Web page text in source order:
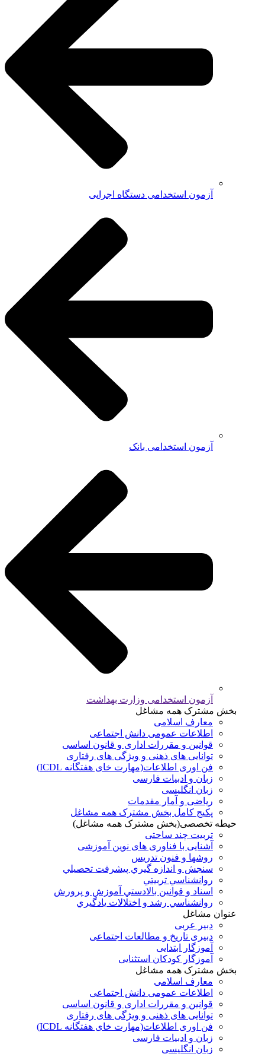
آزمون استخدامی دستگاه اجرایی
آزمون استخدامی بانک
آزمون استخدامی وزارت بهداشت
بخش مشترک همه مشاغل
معارف اسلامی
اطلاعات عمومی دانش اجتماعی
قوانین و مقررات اداری و قانون اساسی
توانایی های ذهنی و ویژگی های رفتاری
فن اوری اطلاعات(مهارت خای هفتگانه ICDL)
زبان و ادبیات فارسی
زبان انگلیسی
ریاضی و آمار مقدمات
پکیج کامل بخش مشترک همه مشاغل
حیطه تخصصی(بخش مشترک همه مشاغل)
تربیت چند ساحتی
آشنایی با فناوری های نوین آموزشی
روشها و فنون تدريس
سنجش و اندازه گيري پيشرفت تحصيلي
روانشناسي تربيتي
اسناد و قوانين بالادستي آموزش و پرورش
روانشناسي رشد و اختلالات يادگيري
عنوان مشاغل
دبير عربی
دبیری تاریخ و مطالعات اجتماعی
آموزگار ابتدایی
آموزگار کودکان استثنایی
بخش مشترک همه مشاغل
معارف اسلامی
اطلاعات عمومی دانش اجتماعی
قوانین و مقررات اداری و قانون اساسی
توانایی های ذهنی و ویژگی های رفتاری
فن اوری اطلاعات(مهارت خای هفتگانه ICDL)
زبان و ادبیات فارسی
زبان انگلیسی